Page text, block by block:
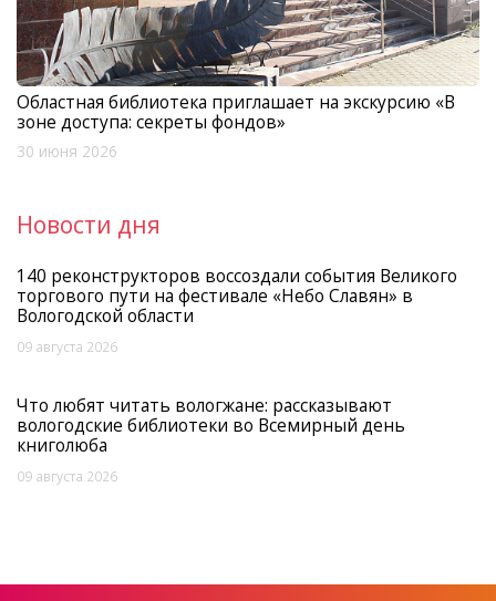
Областная библиотека приглашает на экскурсию «В
зоне доступа: секреты фондов»
30 июня 2026
Новости дня
140 реконструкторов воссоздали события Великого
торгового пути на фестивале «Небо Славян» в
Вологодской области
09 августа 2026
Что любят читать вологжане: рассказывают
вологодские библиотеки во Всемирный день
книголюба
09 августа 2026